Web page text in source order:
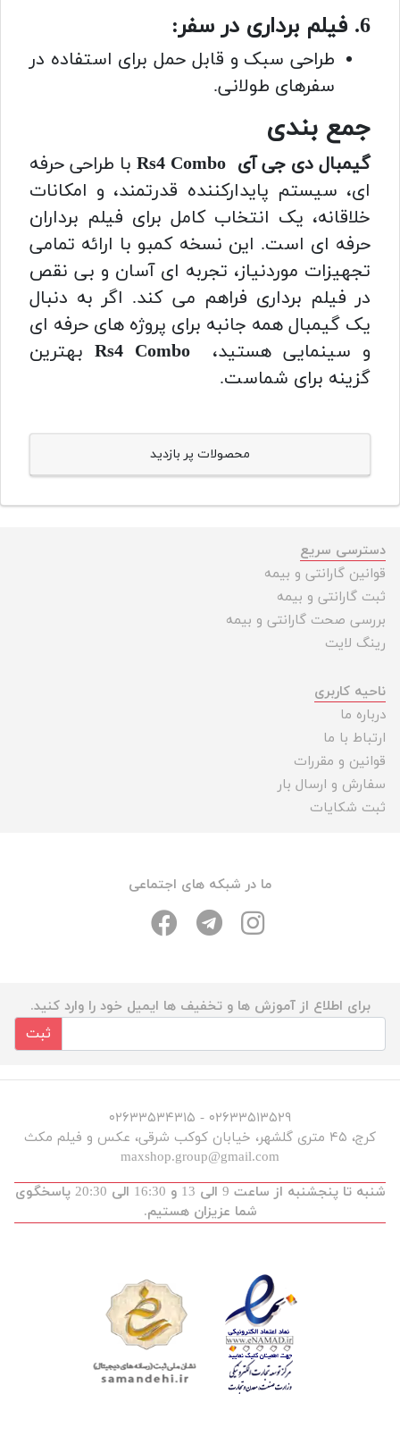
6. فیلم برداری در سفر:
طراحی سبک و قابل حمل برای استفاده در
سفرهای طولانی.
جمع بندی
گیمبال دی جی آی Rs4 Combo
با طراحی حرفه
ای، سیستم پایدارکننده قدرتمند، و امکانات
خلاقانه، یک انتخاب کامل برای فیلم برداران
حرفه ای است. این نسخه کمبو با ارائه تمامی
تجهیزات موردنیاز، تجربه ای آسان و بی نقص
در فیلم برداری فراهم می کند. اگر به دنبال
یک گیمبال همه جانبه برای پروژه های حرفه ای
و سینمایی هستید،
Rs4 Combo
بهترین
گزینه برای شماست.
محصولات پر بازدید
دسترسی سریع
قوانین گارانتی و بیمه
ثبت گارانتی و بیمه
بررسی صحت گارانتی و بیمه
رینگ لایت
ناحیه کاربری
درباره ما
ارتباط با ما
قوانین و مقررات
سفارش و ارسال بار
ثبت شکایات
ما در شبکه های اجتماعی
برای اطلاع از آموزش ها و تخفیف ها ایمیل خود را وارد کنید.
ثبت
۰۲۶۳۳۵۱۳۵۲۹ - ۰۲۶۳۳۵۳۴۳۱۵
کرج، ۴۵ متری گلشهر، خیابان کوکب شرقی، عکس و فیلم مکث
maxshop.group@gmail.com
شنبه تا پنجشنبه از ساعت 9 الی 13 و 16:30 الی 20:30 پاسخگوی
شما عزیزان هستیم.